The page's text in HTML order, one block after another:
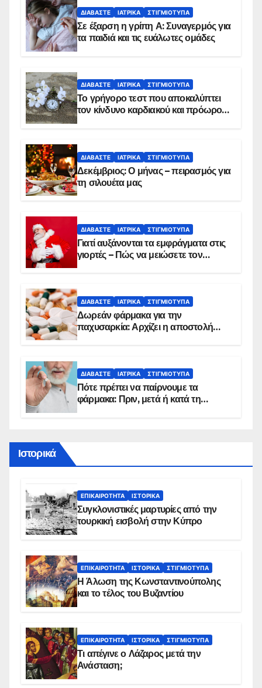
ΔΙΑΒΆΣΤΕ ΙΑΤΡΙΚΆ ΣΤΙΓΜΙΌΤΥΠΑ
Σε έξαρση η γρίπη Α: Συναγερμός για
τα παιδιά και τις ευάλωτες ομάδες
ΔΙΑΒΆΣΤΕ ΙΑΤΡΙΚΆ ΣΤΙΓΜΙΌΤΥΠΑ
Το γρήγορο τεστ που αποκαλύπτει
τον κίνδυνο καρδιακού και πρόωρου
ΔΙΑΒΆΣΤΕ ΙΑΤΡΙΚΆ ΣΤΙΓΜΙΌΤΥΠΑ
Δεκέμβριος: Ο μήνας – πειρασμός για
τη σιλουέτα μας
ΔΙΑΒΆΣΤΕ ΙΑΤΡΙΚΆ ΣΤΙΓΜΙΌΤΥΠΑ
Γιατί αυξάνονται τα εμφράγματα στις
γιορτές – Πώς να μειώσετε τον
ΔΙΑΒΆΣΤΕ ΙΑΤΡΙΚΆ ΣΤΙΓΜΙΌΤΥΠΑ
Δωρεάν φάρμακα για την
παχυσαρκία: Αρχίζει η αποστολή
ΔΙΑΒΆΣΤΕ ΙΑΤΡΙΚΆ ΣΤΙΓΜΙΌΤΥΠΑ
Πότε πρέπει να παίρνουμε τα
φάρμακα: Πριν, μετά ή κατά τη
Ιστορικά
ΕΠΙΚΑΙΡΌΤΗΤΑ ΙΣΤΟΡΙΚΆ
Συγκλονιστικές μαρτυρίες από την
τουρκική εισβολή στην Κύπρο
ΕΠΙΚΑΙΡΌΤΗΤΑ ΙΣΤΟΡΙΚΆ ΣΤΙΓΜΙΌΤΥΠΑ
Η Άλωση της Κωνσταντινούπολης
και το τέλος του Βυζαντίου
ΕΠΙΚΑΙΡΌΤΗΤΑ ΙΣΤΟΡΙΚΆ ΣΤΙΓΜΙΌΤΥΠΑ
Τι απέγινε ο Λάζαρος μετά την
Ανάσταση;